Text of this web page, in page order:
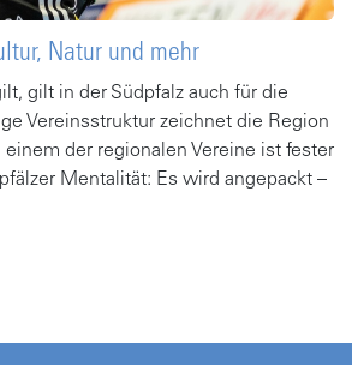
Natur und mehr
gilt in der Südpfalz auch für die
Vereinsstruktur zeichnet die Region
der regionalen Vereine ist fester
Mentalität: Es wird angepackt –